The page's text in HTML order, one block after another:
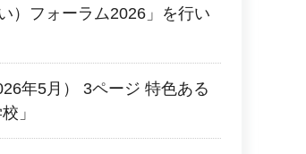
）フォーラム2026」を行い
年5月） 3ページ 特色ある
」